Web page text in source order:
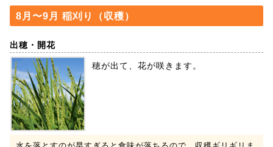
8月〜9月 稲刈り（収穫）
出穂・開花
穂が出て、花が咲きます。